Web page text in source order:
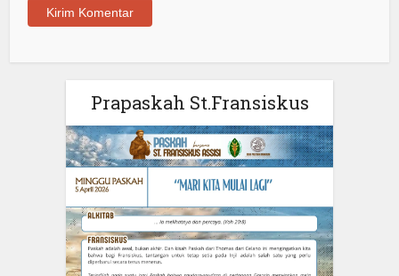
Prapaskah St.Fransiskus